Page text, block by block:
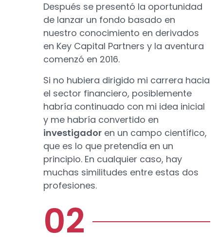
Después se presentó la oportunidad
de lanzar un fondo basado en
nuestro conocimiento en derivados
en Key Capital Partners y la aventura
comenzó en 2016.
Si no hubiera dirigido mi carrera hacia
el sector financiero, posiblemente
habría continuado con mi idea inicial
y me habría convertido en
investigador en un campo científico,
que es lo que pretendía en un
principio. En cualquier caso, hay
muchas similitudes entre estas dos
profesiones.